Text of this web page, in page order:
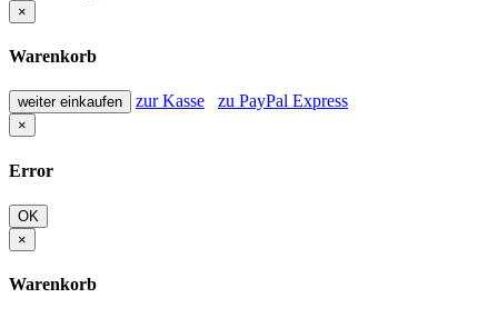
×
Warenkorb
weiter einkaufen zur Kasse zu PayPal Express
×
Error
OK
×
Warenkorb